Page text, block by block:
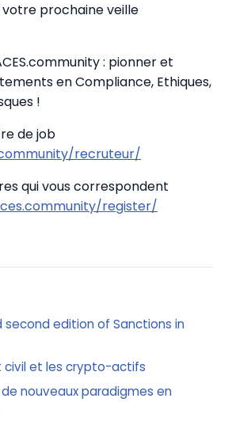
prochaine veille
: pionner et
en Compliance, Ethiques,
!
de job
recruteur/
qui vous correspondent
register/
edition of Sanctions in
civil et les crypto-actifs
nouveaux paradigmes en